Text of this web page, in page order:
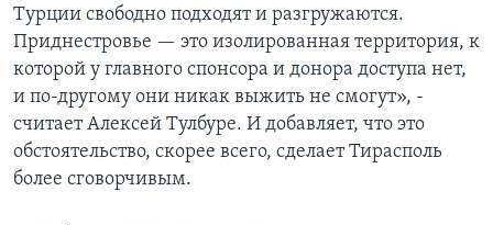
Турции свободно подходят и разгружаются.
Приднестровье — это изолированная территория, к
которой у главного спонсора и донора доступа нет,
и по-другому они никак выжить не смогут», -
считает Алексей Тулбуре. И добавляет, что это
обстоятельство, скорее всего, сделает Тирасполь
более сговорчивым.